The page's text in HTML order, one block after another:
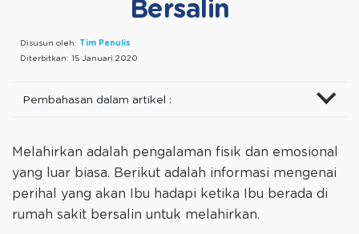
Bersalin
Disusun oleh: Tim Penulis
Diterbitkan: 15 Januari 2020
Pembahasan dalam artikel :
Melahirkan adalah pengalaman fisik dan emosional
yang luar biasa. Berikut adalah informasi mengenai
perihal yang akan Ibu hadapi ketika Ibu berada di
rumah sakit bersalin untuk melahirkan.